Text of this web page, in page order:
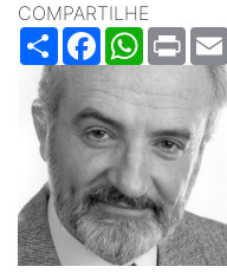
COMPARTILHE
ShareFacebookWhatsApp
Print